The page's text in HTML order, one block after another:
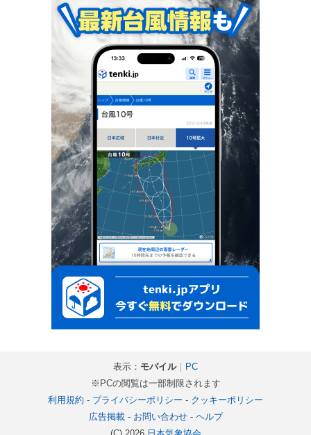
表示： モバイル｜ PC
※PCの閲覧は一部制限されます
利用規約 - プライバシーポリシー - クッキーポリシー
広告掲載- お問い合わせ- ヘルプ